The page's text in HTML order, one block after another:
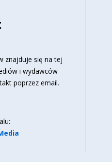
znajduje się na tej
i wydawców
poprzez email.